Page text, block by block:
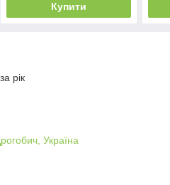
Купити
рік
Україна